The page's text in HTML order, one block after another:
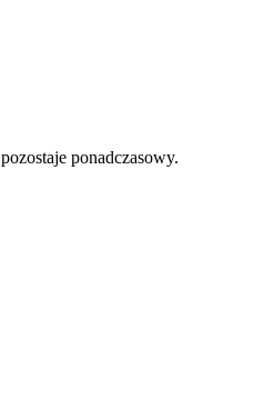
ponadczasowy.